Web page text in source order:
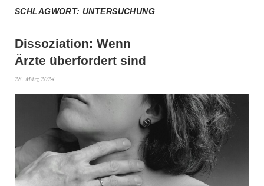
SCHLAGWORT:UNTERSUCHUNG
Dissoziation: Wenn
Ärzte überfordert sind
28. März 2024